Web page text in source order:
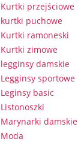
Kurtki przejściowe
kurtki puchowe
Kurtki ramoneski
Kurtki zimowe
legginsy damskie
Legginsy sportowe
Leginsy basic
Listonoszki
Marynarki damskie
Moda